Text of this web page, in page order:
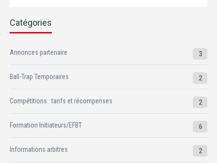
Catégories
Annonces partenaire 3
Ball-Trap Temporaires 2
Compétitions : tarifs et récompenses 2
Formation Initiateurs/EFBT 6
Informations arbitres 2